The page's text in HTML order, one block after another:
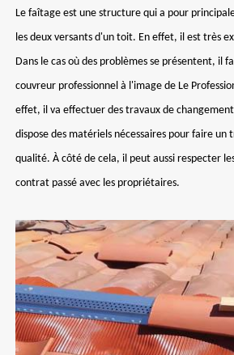
Le faîtage est une structure qui a pour
les deux versants d'un toit. En effet, il est très
Dans le cas où des problèmes se présentent, il
couvreur professionnel à l'image de Le
effet, il va effectuer des travaux de
dispose des matériels nécessaires pour faire un
qualité. À côté de cela, il peut aussi respecter
contrat passé avec les propriétaires.